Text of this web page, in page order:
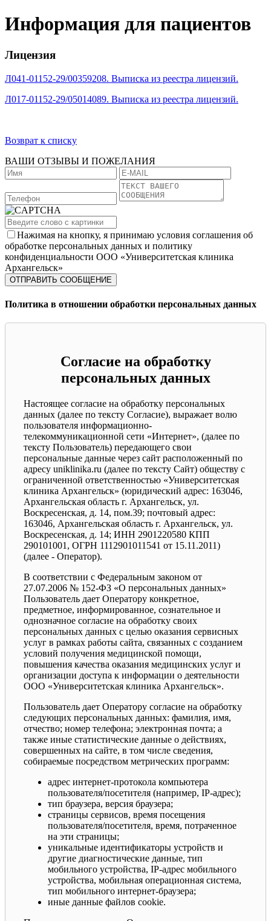
Информация для пациентов
Лицензия
Л041-01152-29/00359208. Выписка из реестра лицензий.
Л017-01152-29/05014089. Выписка из реестра лицензий.
Возврат к списку
ВАШИ ОТЗЫВЫ И ПОЖЕЛАНИЯ
Нажимая на кнопку, я принимаю условия соглашения об
обработке персональных данных и политику
конфиденциальности ООО «Университетская клиника
Архангельск»
Политика в отношении обработки персональных данных
Согласие на обработку
персональных данных
Настоящее согласие на обработку персональных
данных (далее по тексту Согласие), выражает волю
пользователя информационно-
телекоммуникационной сети «Интернет», (далее по
тексту Пользователь) передающего свои
персональные данные через сайт расположенный по
адресу uniklinika.ru (далее по тексту Сайт) обществу с
ограниченной ответственностью «Университетская
клиника Архангельск» (юридический адрес: 163046,
Архангельская область г. Архангельск, ул.
Воскресенская, д. 14, пом.39; почтовый адрес:
163046, Архангельская область г. Архангельск, ул.
Воскресенская, д. 14; ИНН 2901220580 КПП
290101001, ОГРН 1112901011541 от 15.11.2011)
(далее - Оператор).
В соответствии с Федеральным законом от
27.07.2006 № 152-ФЗ «О персональных данных»
Пользователь дает Оператору конкретное,
предметное, информированное, сознательное и
однозначное согласие на обработку своих
персональных данных с целью оказания сервисных
услуг в рамках работы сайта, связанных с созданием
условий получения медицинской помощи,
повышения качества оказания медицинских услуг и
организации доступа к информации о деятельности
ООО «Университетская клиника Архангельск».
Пользователь дает Оператору согласие на обработку
следующих персональных данных: фамилия, имя,
отчество; номер телефона; электронная почта; а
также иные статистические данные о действиях,
совершенных на сайте, в том числе сведения,
собираемые посредством метрических программ:
адрес интернет-протокола компьютера
пользователя/посетителя (например, IP-адрес);
тип браузера, версия браузера;
страницы сервисов, время посещения
пользователя/посетителя, время, потраченное
на эти страницы;
уникальные идентификаторы устройств и
другие диагностические данные, тип
мобильного устройства, IP-адрес мобильного
устройства, мобильная операционная система,
тип мобильного интернет-браузера;
иные данные файлов cookie.